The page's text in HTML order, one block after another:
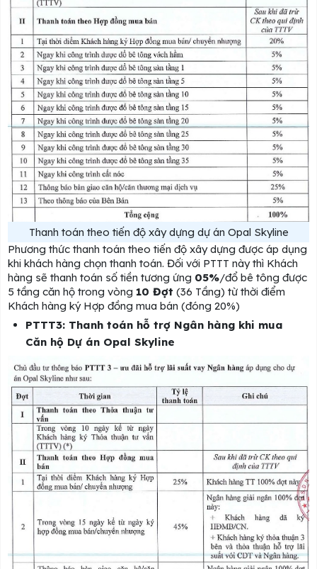
Thanh toán theo tiến độ xây dựng dự án Opal Skyline
Phương thức thanh toán theo tiến độ xây dựng được áp dụng
khi khách hàng chọn thanh toán. Đối với PTTT này thì Khách
hàng sẽ thanh toán số tiền tương ứng 05%/đổ bê tông được
5 tầng căn hộ trong vòng 10 Đợt (36 Tầng) từ thời điểm
Khách hàng ký Hợp đồng mua bán (đóng 20%)
PTTT3: Thanh toán hỗ trợ Ngân hàng khi mua
Căn hộ Dự án Opal Skyline